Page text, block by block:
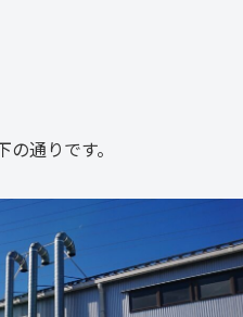
通りです。